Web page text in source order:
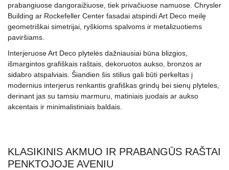
prabangiuose dangoraižiuose, tiek privačiuose namuose. Chrysler
Building ar Rockefeller Center fasadai atspindi Art Deco meilę
geometriškai simetrijai, ryškioms spalvoms ir metalizuotiems
paviršiams.
Interjeruose Art Deco plytelės dažniausiai būna blizgios,
išmargintos grafiškais raštais, dekoruotos aukso, bronzos ar
sidabro atspalviais. Šiandien šis stilius gali būti perkeltas į
modernius interjerus renkantis grafiškas grindų bei sienų plyteles,
derinant jas su tamsiu marmuru, matiniais juodais ar aukso
akcentais ir minimalistiniais baldais.
KLASIKINIS AKMUO IR PRABANGŪS RAŠTAI
PENKTOJOJE AVENIU